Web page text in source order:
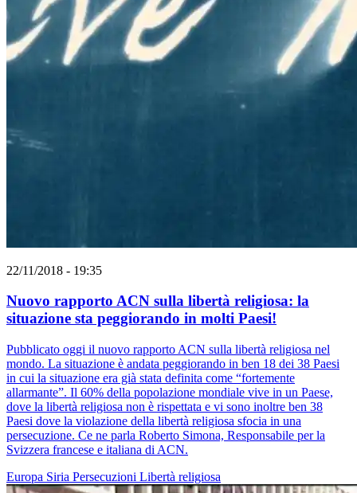
22/11/2018 - 19:35
Nuovo rapporto ACN sulla libertà religiosa: la
situazione sta peggiorando in molti Paesi!
Pubblicato oggi il nuovo rapporto ACN sulla libertà religiosa nel
mondo. La situazione è andata peggiorando in ben 18 dei 38 Paesi
in cui la situazione era già stata definita come “fortemente
allarmante”. Il 60% della popolazione mondiale vive in un Paese,
dove la libertà religiosa non è rispettata e vi sono inoltre ben 38
Paesi dove la violazione della libertà religiosa sfocia in una
persecuzione. Ce ne parla Roberto Simona, Responsabile per la
Svizzera francese e italiana di ACN.
Europa Siria Persecuzioni Libertà religiosa